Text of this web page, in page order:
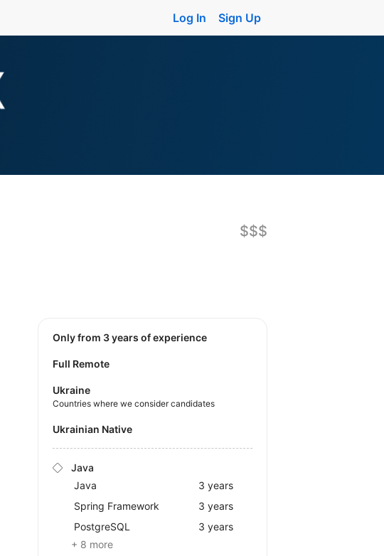
Log In Sign Up
$$$
Only from 3 years of experience
Full Remote
Ukraine
Countries where we consider candidates
Ukrainian Native
Java
Java
3 years
Spring Framework
3 years
PostgreSQL
3 years
+ 8 more